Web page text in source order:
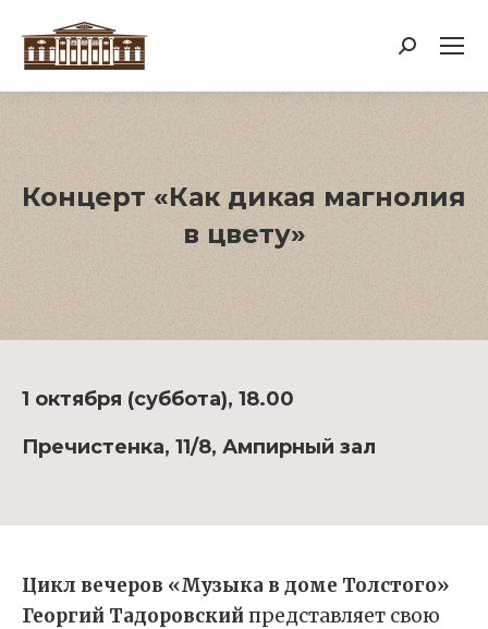
Поиск:
Концерт «Как дикая магнолия
в цвету»
1 октября (суббота), 18.00
Пречистенка, 11/8, Ампирный зал
Цикл вечеров «Музыка в доме Толстого»
Георгий Тадоровский представляет свою